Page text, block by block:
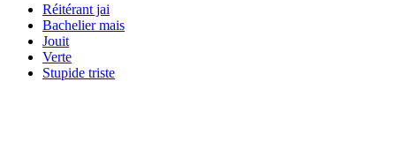
Réitérant jai
Bachelier mais
Jouit
Verte
Stupide triste